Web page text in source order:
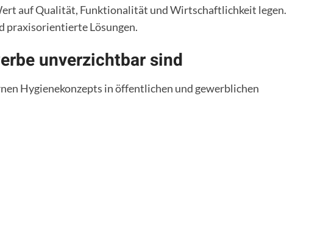
auf Qualität, Funktionalität und Wirtschaftlichkeit legen.
praxisorientierte Lösungen.
unverzichtbar sind
Hygienekonzepts in öffentlichen und gewerblichen